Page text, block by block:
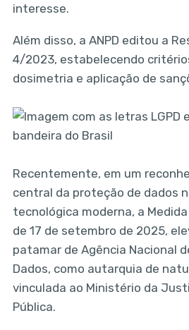
interesse.
Além disso, a ANPD editou a
4/2023, estabelecendo
dosimetria e aplicação de
Recentemente, em um
central da proteção de dados
tecnológica moderna, a Medida
de 17 de setembro de 2025,
patamar de Agência Nacional
Dados, como autarquia de
vinculada ao Ministério da
Pública.